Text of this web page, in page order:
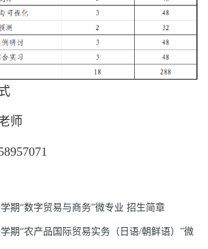
师
期“数字贸易与商务”微专业 招生简章
期“农产品国际贸易实务（日语/朝鲜语）”微